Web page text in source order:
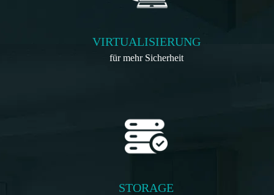
VIRTUALISIERUNG
für mehr Sicherheit
STORAGE